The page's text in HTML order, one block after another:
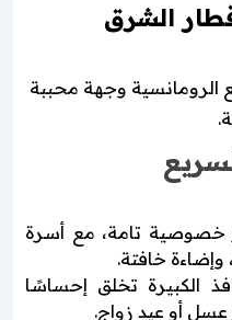
الشرق
الرومانسية وجهة محببة
خصوصية تامة، مع أسرة
خافتة.
الكبيرة تخلق إحساسًا
عسل أو عيد زواج.